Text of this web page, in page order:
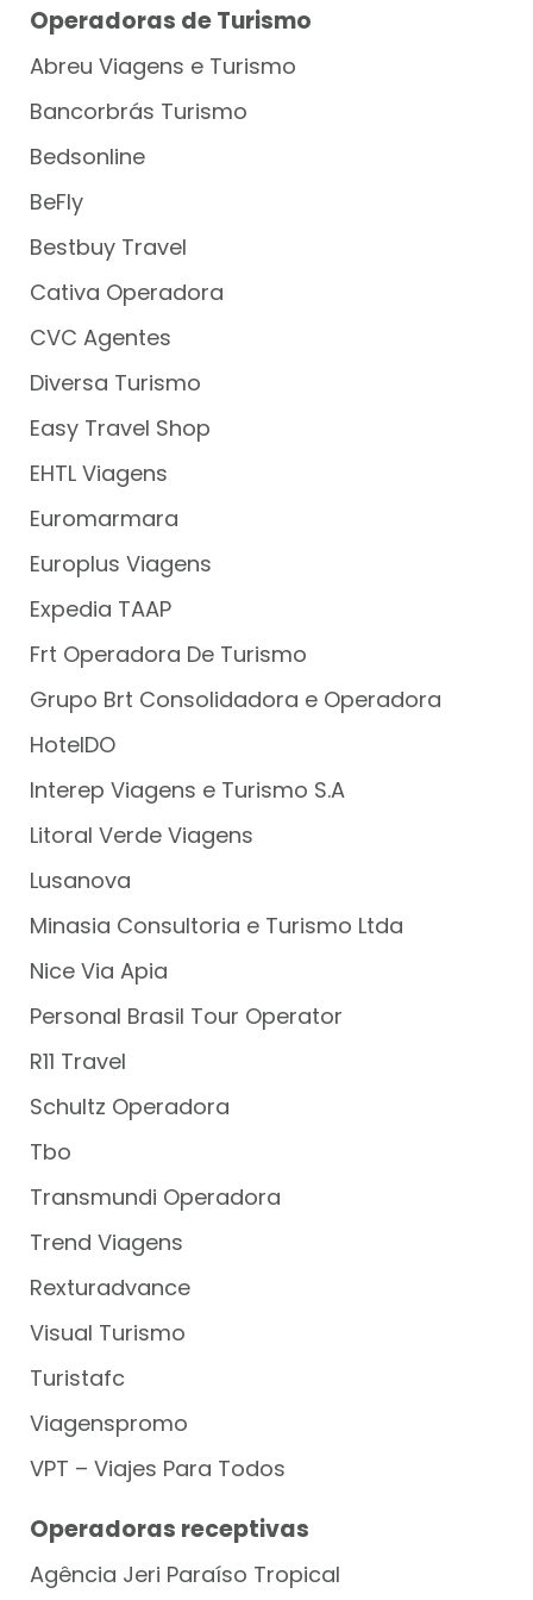
Operadoras de Turismo
Abreu Viagens e Turismo
Bancorbrás Turismo
Bedsonline
BeFly
Bestbuy Travel
Cativa Operadora
CVC Agentes
Diversa Turismo
Easy Travel Shop
EHTL Viagens
Euromarmara
Europlus Viagens
Expedia TAAP
Frt Operadora De Turismo
Grupo Brt Consolidadora e Operadora
HotelDO
Interep Viagens e Turismo S.A
Litoral Verde Viagens
Lusanova
Minasia Consultoria e Turismo Ltda
Nice Via Apia
Personal Brasil Tour Operator
R11 Travel
Schultz Operadora
Tbo
Transmundi Operadora
Trend Viagens
Rexturadvance
Visual Turismo
Turistafc
Viagenspromo
VPT – Viajes Para Todos
Operadoras receptivas
Agência Jeri Paraíso Tropical